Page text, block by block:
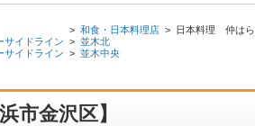
イドライン
イドライン
> 和食・日本料理店
> 並木北
> 並木中央
> 日本料理 仲はら
市金沢区】